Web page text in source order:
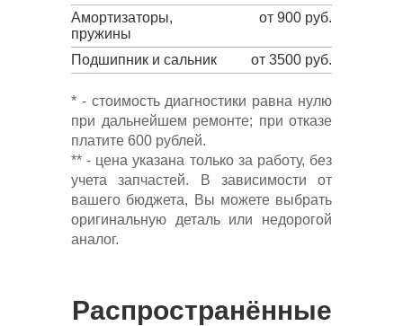
Амортизаторы,
пружины
от 900 руб.
Подшипник и сальник от 3500 руб.
* - стоимость диагностики равна нулю
при дальнейшем ремонте; при отказе
платите 600 рублей.
** - цена указана только за работу, без
учета запчастей. В зависимости от
вашего бюджета, Вы можете выбрать
оригинальную деталь или недорогой
аналог.
Распространённые